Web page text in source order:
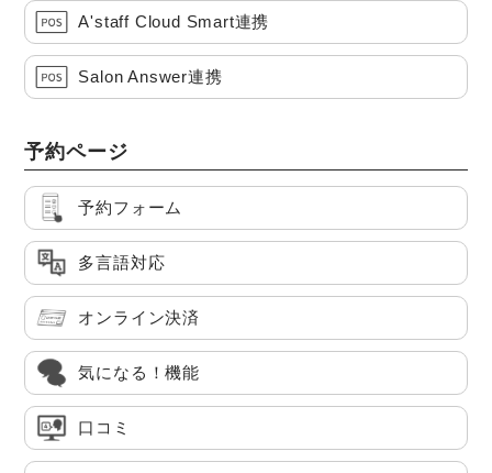
A'staff Cloud Smart連携
Salon Answer連携
予約ページ
予約フォーム
多言語対応
オンライン決済
気になる！機能
口コミ